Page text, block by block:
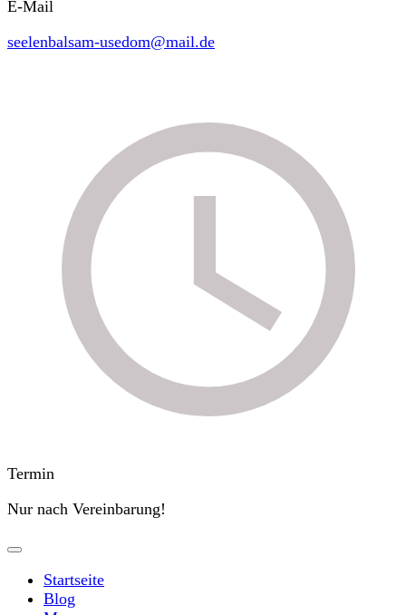
E-Mail
seelenbalsam-usedom@mail.de
Termin
Nur nach Vereinbarung!
Startseite
Blog